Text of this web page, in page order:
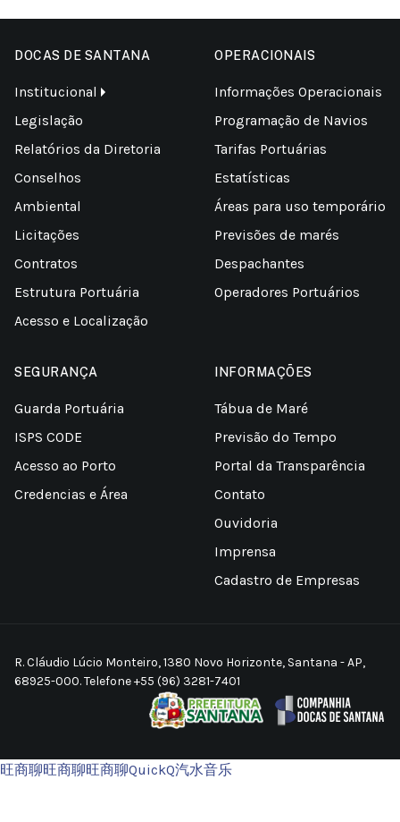
DOCAS DE SANTANA
Institucional
Legislação
Relatórios da Diretoria
Conselhos
Ambiental
Licitações
Contratos
Estrutura Portuária
Acesso e Localização
OPERACIONAIS
Informações Operacionais
Programação de Navios
Tarifas Portuárias
Estatísticas
Áreas para uso temporário
Previsões de marés
Despachantes
Operadores Portuários
SEGURANÇA
Guarda Portuária
ISPS CODE
Acesso ao Porto
Credencias e Área
INFORMAÇÕES
Tábua de Maré
Previsão do Tempo
Portal da Transparência
Contato
Ouvidoria
Imprensa
Cadastro de Empresas
R. Cláudio Lúcio Monteiro, 1380 Novo Horizonte, Santana - AP,
68925-000. Telefone +55 (96) 3281-7401
旺商聊旺商聊旺商聊QuickQ汽水音乐